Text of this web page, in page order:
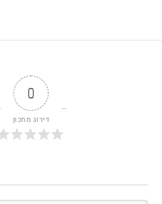
0
דירוג מתכון